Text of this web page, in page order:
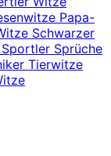
Papa-
Schwarzer
Sportler Sprüche
Tierwitze